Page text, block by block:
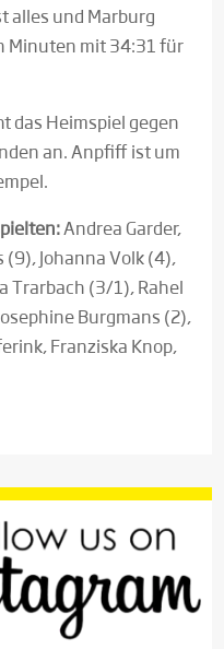
alles und Marburg
Minuten mit 34:31 für
das Heimspiel gegen
an. Anpfiff ist um
Andrea Garder,
(9), Johanna Volk (4),
Trarbach (3/1), Rahel
Burgmans (2),
Franziska Knop,